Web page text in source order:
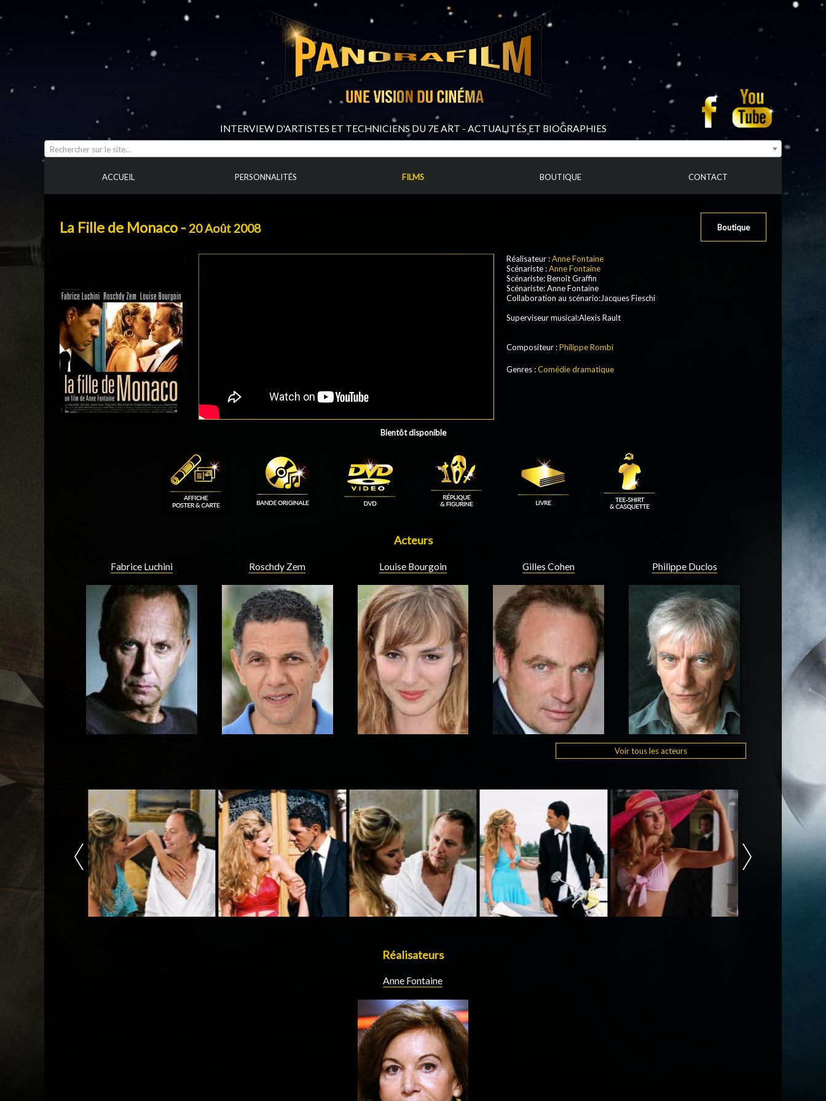
INTERVIEW D'ARTISTES ET TECHNICIENS DU 7E ART - ACTUALITÉS ET BIOGRAPHIES
Rechercher sur le site...
ACCUEIL PERSONNALITÉS FILMS BOUTIQUE CONTACT
La Fille de Monaco - 20 Août 2008 Boutique
Réalisateur :Anne Fontaine
Scénariste :Anne Fontaine
Scénariste: Benoît Graffin
Scénariste: Anne Fontaine
Collaboration au scénario:Jacques Fieschi
Superviseur musical:Alexis Rault
Compositeur :Philippe Rombi
Genres :Comédie dramatique
Bientôt disponible
Acteurs
Fabrice Luchini Roschdy Zem Louise Bourgoin Gilles Cohen Philippe Duclos
Voir tous les acteurs
Réalisateurs
Anne Fontaine